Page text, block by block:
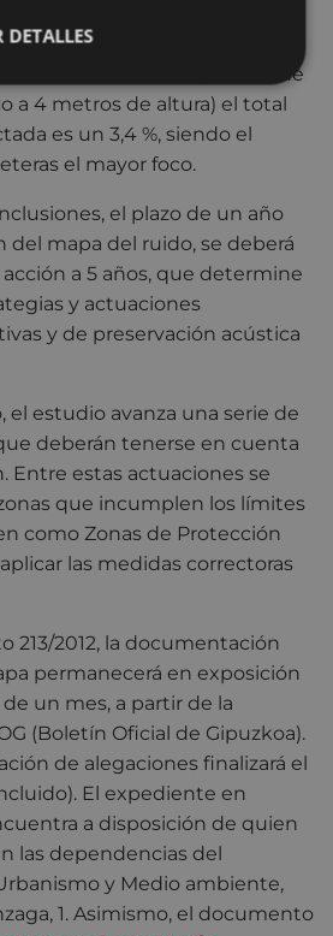
que tiene en cuenta la
ruido para cada altura y la
en todas las plantas de
a 4 metros de altura) el total
es un 3,4 %, siendo el
el mayor foco.
el plazo de un año
del mapa del ruido, se deberá
a 5 años, que determine
y actuaciones
y de preservación acústica
el estudio avanza una serie de
deberán tenerse en cuenta
Entre estas actuaciones se
que incumplen los límites
como Zonas de Protección
las medidas correctoras
213/2012, la documentación
permanecerá en exposición
un mes, a partir de la
(Boletín Oficial de Gipuzkoa).
de alegaciones finalizará el
El expediente en
a disposición de quien
las dependencias del
y Medio ambiente,
1. Asimismo, el documento
DETALLES